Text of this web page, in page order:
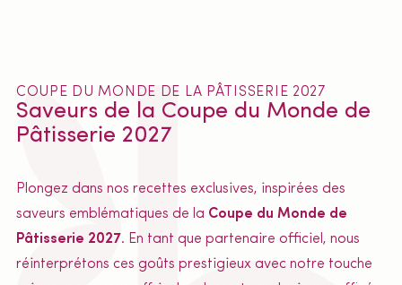
COUPE DU MONDE DE LA PÂTISSERIE 2027
Saveurs de la Coupe du Monde de
Pâtisserie 2027
Plongez dans nos recettes exclusives, inspirées des
saveurs emblématiques de la Coupe du Monde de
Pâtisserie 2027. En tant que partenaire officiel, nous
réinterprétons ces goûts prestigieux avec notre touche